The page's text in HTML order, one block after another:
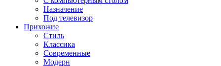
Назначение
Под телевизор
Прихожие
Стиль
Классика
Современные
Модерн